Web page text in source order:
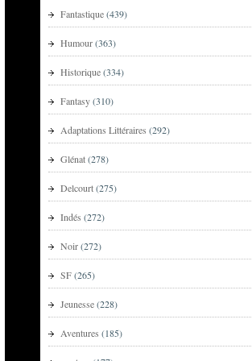
Fantastique(439)
Humour(363)
Historique(334)
Fantasy(310)
Adaptations Littéraires (292)
Glénat(278)
Delcourt(275)
Indés (272)
Noir(272)
SF(265)
Jeunesse(228)
Aventures (185)